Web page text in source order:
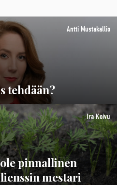
Antti Mustakallio
tehdään?
Ira Koivu
pinnallinen
mestari